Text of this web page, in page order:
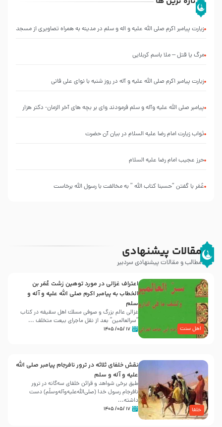
زیارت پیامبر اکرم صلی الله علیه و اله و سلم در مدینه به همراه تصاویری از مسجد
مرگ یا قتل – ملا باسم کربلایی
زیارت پیامبر اکرم صلی الله علیه و آله در روز شنبه با نوای علی فانی
پیامبر صلی الله علیه وآله و سلم فرمودند وای بر بچه های آخر الزمان- دکتر هزار
ثواب زیارت امام رضا علیه السلام در بیان آن حضرت
حرز عجیب امام رضا علیه السلام
عُمَر با گفتن “حسبنا كتاب اللّه ” به مخالفت با رسول اللّه برخاست
مقالات پیشنهادی
مطالب و مقالات پیشنهادی سردبیر
اهل سنت
اعتراف غزالی در مورد توهین زشت عُمَر بن
الخطاب به پیامبر اکرم صلی الله علیه و آله و
سلم
غزالی عالم بزرگ و صوفی مسلك اهل سقيفه در کتاب
“سرالعالمین” بعد از نقل ماجرای بیعت متخلف ...
۱۷ /۰۵/ ۱۴۰۵
خلفا
نقش خلفای ثلاثه در ترور نافرجام پیامبر صلی الله
علیه و آله و سلم
طبق برخی شواهد و قرائن خلفای سه‌گانه در ترور
نافرجام رسول خدا (صلی‌الله‌علیه‌و‌آله‌وسلّم) دست
داشته‌...
۱۷ /۰۵/ ۱۴۰۵